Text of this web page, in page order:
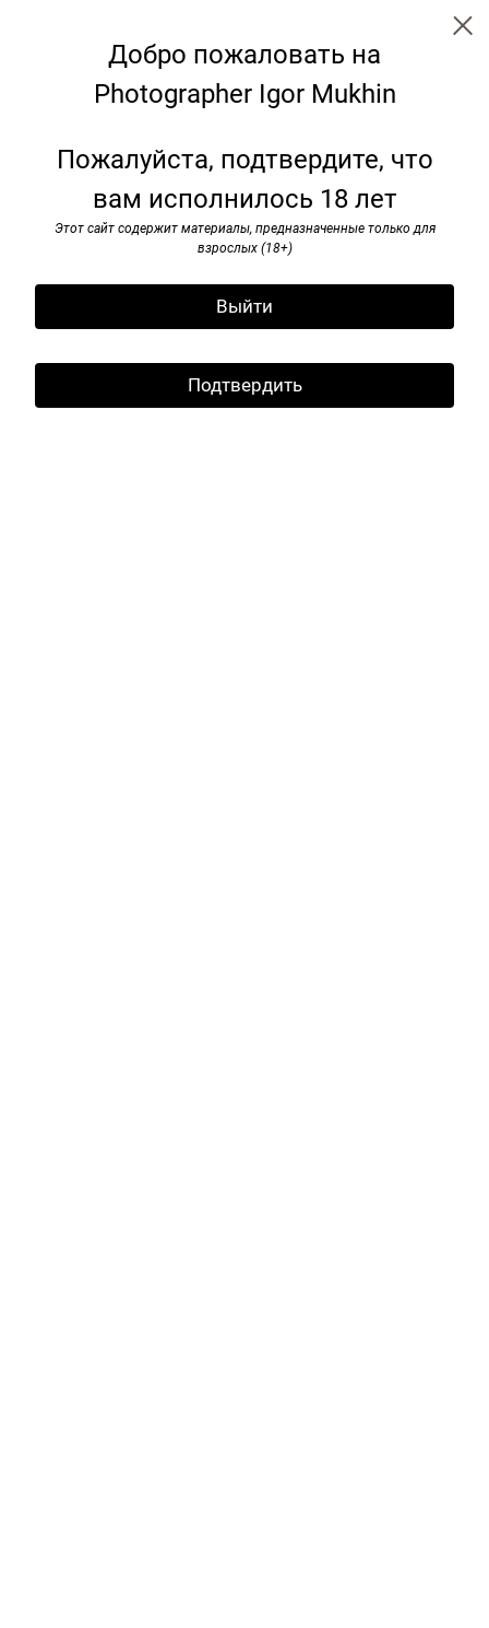
Добро пожаловать на
Photographer Igor Mukhin
Пожалуйста, подтвердите, что
вам исполнилось 18 лет
Этот сайт содержит материалы, предназначенные только для
взрослых (18+)
Выйти
Подтвердить
Trip